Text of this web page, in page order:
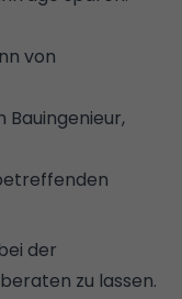
von
der
zu lassen.